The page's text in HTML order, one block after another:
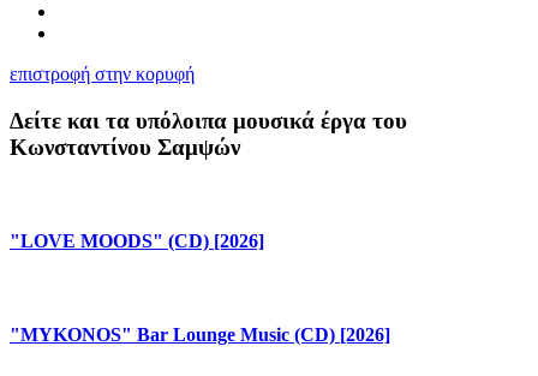
επιστροφή στην κορυφή
Δείτε και τα υπόλοιπα μουσικά έργα του
Κωνσταντίνου Σαμψών
"LOVE MOODS" (CD) [2026]
"MYKONOS" Bar Lounge Music (CD) [2026]